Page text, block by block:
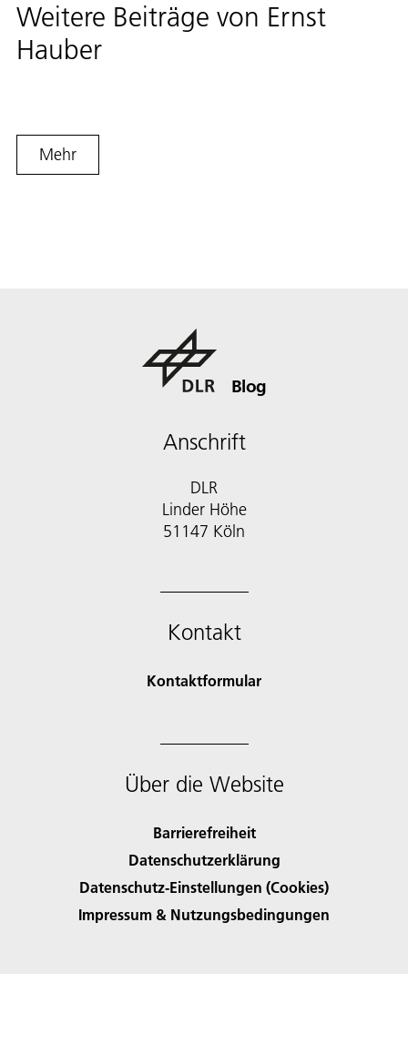
Weitere Beiträge von Ernst
Hauber
Mehr
Blog
Anschrift
DLR
Linder Höhe
51147 Köln
Kontakt
Kontaktformular
Über die Website
Barrierefreiheit
Datenschutzerklärung
Datenschutz-Einstellungen (Cookies)
Impressum & Nutzungsbedingungen